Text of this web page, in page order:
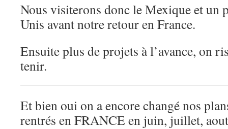
Nous visiterons donc le Mexique et un
Unis avant notre retour en France.
Ensuite plus de projets à l’avance, on
tenir.
Et bien oui on a encore changé nos
rentrés en FRANCE en juin, juillet,